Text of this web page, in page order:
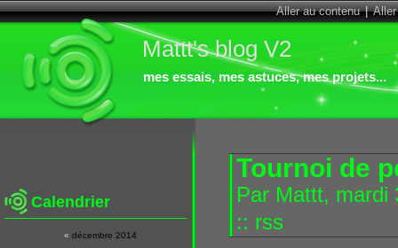
Aller au contenu|
Mattt's blog V2
mes essais, mes astuces, mes projets...
Tournoi de
Par Mattt, mardi
:: rss
Calendrier
« décembre 2014